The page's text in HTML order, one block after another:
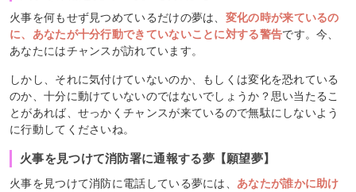
火事を何もせず見つめているだけの夢は、 変化の時が来ているの
に、あなたが十分行動できていないことに対する警告です。今、
あなたにはチャンスが訪れています。
しかし、それに気付けていないのか、もしくは変化を恐れている
のか、十分に動けていないのではないでしょうか？思い当たるこ
とがあれば、せっかくチャンスが来ているので無駄にしないよう
に行動してくださいね。
火事を見つけて消防署に通報する夢【願望夢】
火事を見つけて消防に電話している夢には、 あなたが誰かに助け